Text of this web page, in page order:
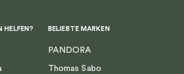
HELFEN? BELIEBTE MARKEN
PANDORA
Thomas Sabo